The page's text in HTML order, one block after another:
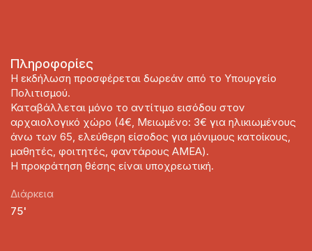
Πληροφορίες
Η εκδήλωση προσφέρεται δωρεάν από το Υπουργείο
Πολιτισμού.
Καταβάλλεται μόνο το αντίτιμο εισόδου στον
αρχαιολογικό χώρο (4€, Μειωμένο: 3€ για ηλικιωμένους
άνω των 65, ελεύθερη είσοδος για μόνιμους κατοίκους,
μαθητές, φοιτητές, φαντάρους ΑΜΕΑ).
Η προκράτηση θέσης είναι υποχρεωτική.
Διάρκεια
75'